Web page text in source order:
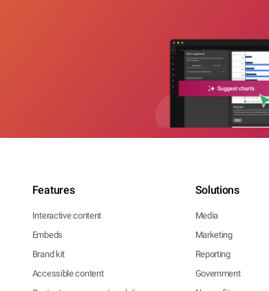
Features
Interactive content
Embeds
Brand kit
Accessible content
Solutions
Media
Marketing
Reporting
Government